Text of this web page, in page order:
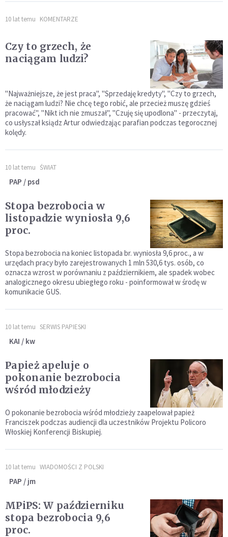
10 lat temu KOMENTARZE
Czy to grzech, że
naciągam ludzi?
"Najważniejsze, że jest praca", "Sprzedaję kredyty", "Czy to grzech,
że naciągam ludzi? Nie chcę tego robić, ale przecież muszę gdzieś
pracować", "Nikt ich nie zmuszał", "Czuję się upodlona" - przeczytaj,
co usłyszał ksiądz Artur odwiedzając parafian podczas tegorocznej
kolędy.
10 lat temu ŚWIAT
PAP / psd
Stopa bezrobocia w
listopadzie wyniosła 9,6
proc.
Stopa bezrobocia na koniec listopada br. wyniosła 9,6 proc., a w
urzędach pracy było zarejestrowanych 1 mln 530,6 tys. osób, co
oznacza wzrost w porównaniu z październikiem, ale spadek wobec
analogicznego okresu ubiegłego roku - poinformował w środę w
komunikacie GUS.
10 lat temu SERWIS PAPIESKI
KAI / kw
Papież apeluje o
pokonanie bezrobocia
wśród młodzieży
O pokonanie bezrobocia wśród młodzieży zaapelował papież
Franciszek podczas audiencji dla uczestników Projektu Policoro
Włoskiej Konferencji Biskupiej.
10 lat temu WIADOMOŚCI Z POLSKI
PAP / jm
MPiPS: W październiku
stopa bezrobocia 9,6
proc.